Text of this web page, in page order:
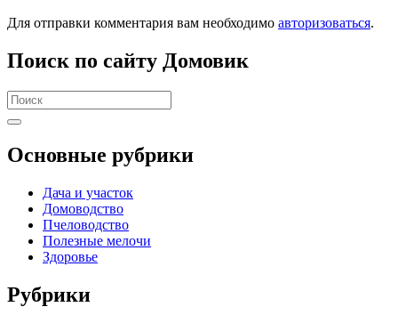
Для отправки комментария вам необходимо авторизоваться.
Поиск по сайту Домовик
Search
for:
Основные рубрики
Дача и участок
Домоводство
Пчеловодство
Полезные мелочи
Здоровье
Рубрики